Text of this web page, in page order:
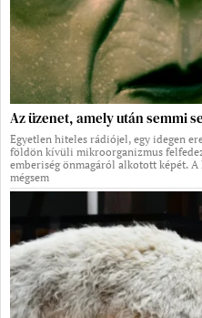
Az üzenet, amely után semmi
Egyetlen hiteles rádiójel, egy idegen
földön kívüli mikroorganizmus
emberiség önmagáról alkotott képét.
mégsem